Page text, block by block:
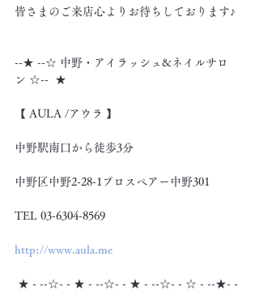
皆さまのご来店心よりお待ちしております♪
--★ --☆ 中野・アイラッシュ&ネイルサロ
ン ☆--  ★
【 AULA /アウラ 】
中野駅南口から徒歩3分
中野区中野2-28-1プロスペアー中野301
TEL 03-6304-8569
http://www.aula.me
★ - --☆- - ★ - --☆- - ★ - --☆- - ☆ - --★- -